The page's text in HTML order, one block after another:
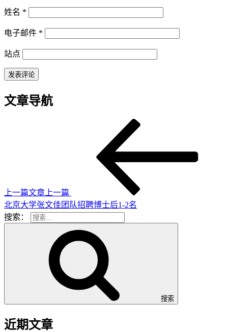
姓名 *
电子邮件 *
站点
文章导航
上一篇文章 上一篇
北京大学张文佳团队招聘博士后1-2名
搜索：
搜索
近期文章